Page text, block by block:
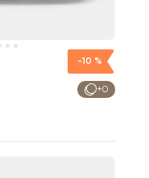
-10 %
+0